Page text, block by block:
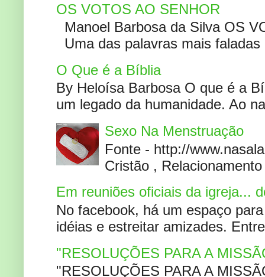
OS VOTOS AO SENHOR
Manoel Barbosa da Silva OS
Uma das palavras mais
O Que é a Bíblia
By Heloísa Barbosa O que é a
um legado da humanidade. Ao
Sexo Na Menstruação
Fonte - http://
Cristão ,
Em reuniões oficiais da igreja...
No facebook, há um espaço
idéias e estreitar amizades.
"RESOLUÇÕES PARA A
"RESOLUÇÕES PARA A